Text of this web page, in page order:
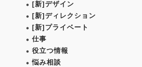
[新]デザイン
[新]ディレクション
[新]プライベート
仕事
役立つ情報
悩み相談